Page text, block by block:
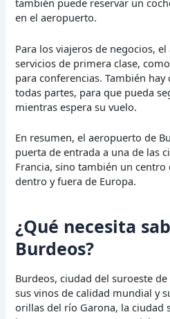
también puede reservar un
en el aeropuerto.
Para los viajeros de negocios,
servicios de primera clase,
para conferencias. También
todas partes, para que pueda
mientras espera su vuelo.
En resumen, el aeropuerto de
puerta de entrada a una de las
Francia, sino también un
dentro y fuera de Europa.
¿Qué necesita
Burdeos?
Burdeos, ciudad del suroeste
sus vinos de calidad mundial y
orillas del río Garona, la ciudad